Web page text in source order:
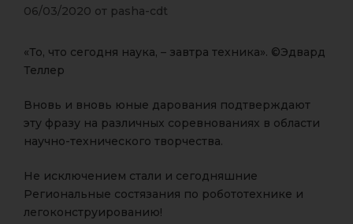
06/03/2020 от pasha-cdt
«То, что сегодня наука, – завтра техника». ©Эдвард
Теллер
Вновь и вновь юные дарования подтверждают
эту фразу на различных соревнованиях в области
научно-технического творчества.
Не исключением стали и сегодняшние
Региональные состязания по робототехнике и
легоконструированию!